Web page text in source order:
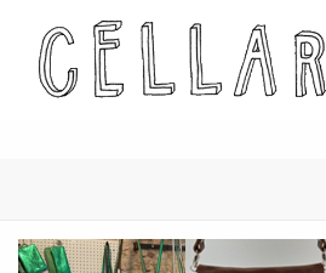
Cellarrich Retail